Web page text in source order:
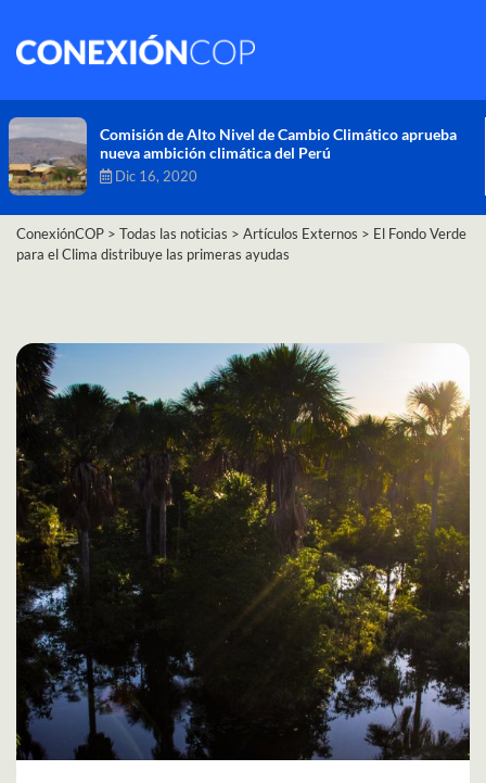
Comisión de Alto Nivel de Cambio Climático aprueba
nueva ambición climática del Perú
Dic 16, 2020
ConexiónCOP > Todas las noticias > Artículos Externos > El Fondo Verde
para el Clima distribuye las primeras ayudas